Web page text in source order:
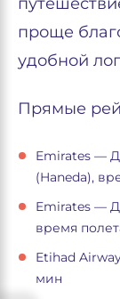
проще
удобной
Прямые
Emirates —
(Haneda),
Emirates —
время
Etihad
мин